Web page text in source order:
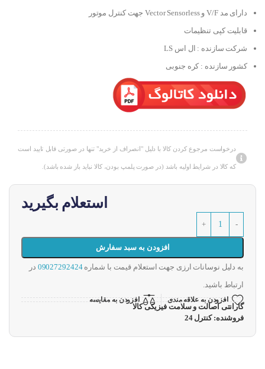
دارای مد V/F و Vector Sensorless جهت کنترل موتور
قابلیت کپی تنظیمات
شرکت سازنده : ال اس LS
کشور سازنده : کره جنوبی
درخواست مرجوع کردن کالا با دلیل "انصراف از خرید" تنها در صورتی قابل تایید است
که کالا در شرایط اولیه باشد (در صورت پلمپ بودن، کالا نباید باز شده باشد).
استعلام بگیرید
افزودن به سبد سفارش
به دلیل نوسانات ارزی جهت استعلام قیمت با شماره09027292424 در
ارتباط باشید.
افزودن به علاقه مندی افزودن به مقایسه
گارانتی اصالت و سلامت فیزیکی کالا
فروشنده: کنترل 24